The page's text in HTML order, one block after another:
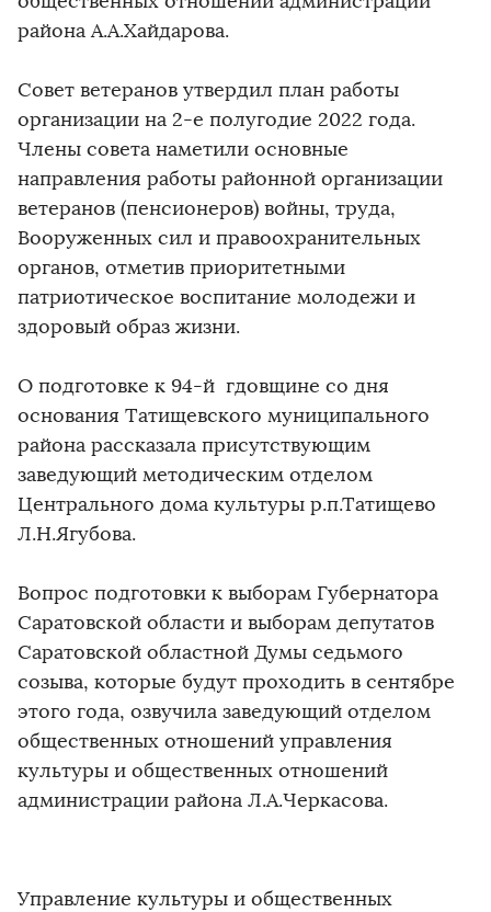
района А.А.Хайдарова.
Совет ветеранов утвердил план работы
организации на 2-е полугодие 2022 года.
Члены совета наметили основные
направления работы районной организации
ветеранов (пенсионеров) войны, труда,
Вооруженных сил и правоохранительных
органов, отметив приоритетными
патриотическое воспитание молодежи и
здоровый образ жизни.
О подготовке к 94-й гдовщине со дня
основания Татищевского муниципального
района рассказала присутствующим
заведующий методическим отделом
Центрального дома культуры р.п.Татищево
Л.Н.Ягубова.
Вопрос подготовки к выборам Губернатора
Саратовской области и выборам депутатов
Саратовской областной Думы седьмого
созыва, которые будут проходить в сентябре
этого года, озвучила заведующий отделом
общественных отношений управления
культуры и общественных отношений
администрации района Л.А.Черкасова.
Управление культуры и общественных